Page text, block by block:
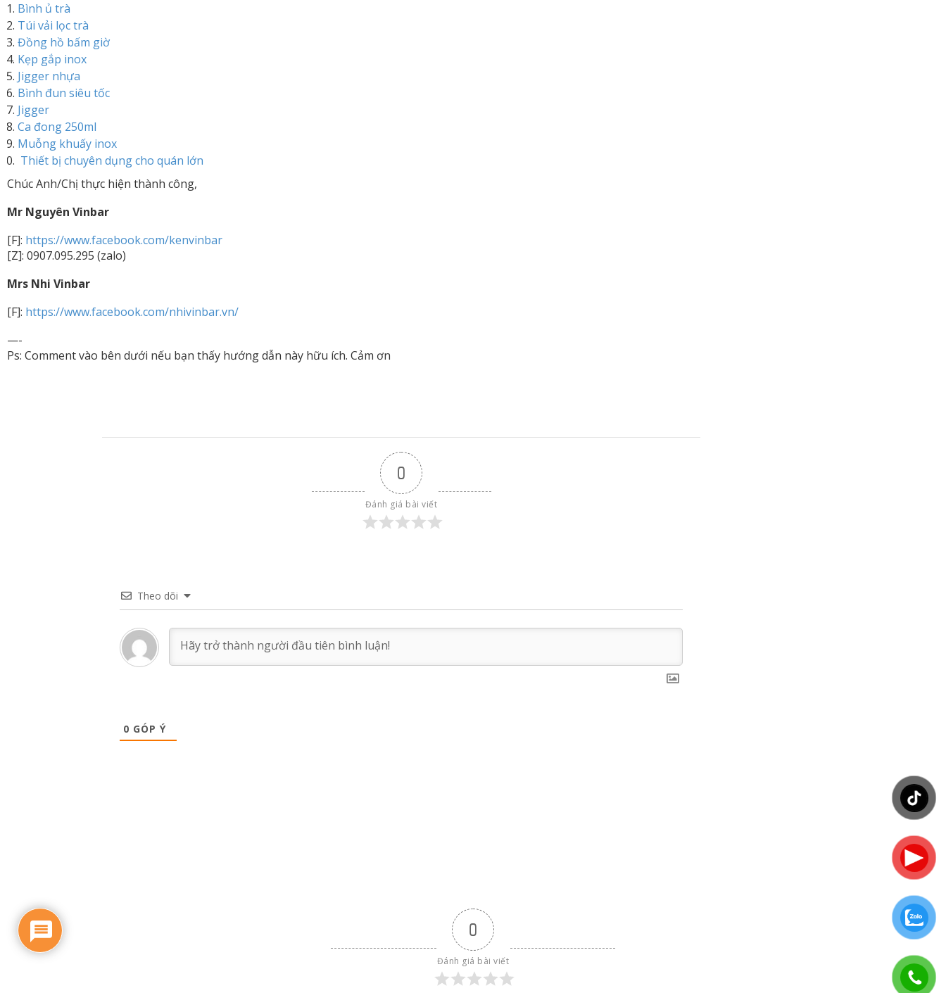
Bình ủ trà
Túi vải lọc trà
Đồng hồ bấm giờ
Kẹp gắp inox
Jigger nhựa
Bình đun siêu tốc
Jigger
Ca đong 250ml
Muỗng khuấy inox
Thiết bị chuyên dụng cho quán lớn
Chúc Anh/Chị thực hiện thành công,
Mr Nguyên Vinbar
[F]: https://www.facebook.com/kenvinbar
[Z]: 0907.095.295 (zalo)
Mrs Nhi Vinbar
[F]: https://www.facebook.com/nhivinbar.vn/
—-
Ps: Comment vào bên dưới nếu bạn thấy hướng dẫn này hữu ích. Cảm ơn
0
Đánh giá bài viết
Theo dõi
0 GÓP Ý
0
Đánh giá bài viết